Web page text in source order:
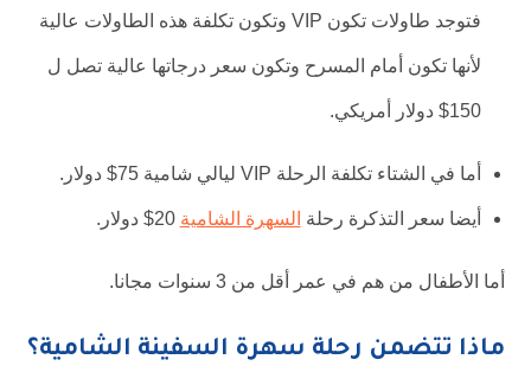
فتوجد طاولات تكون VIP وتكون تكلفة هذه الطاولات عالية
لأنها تكون أمام المسرح وتكون سعر درجاتها عالية تصل ل
150$ دولار أمريكي.
أما في الشتاء تكلفة الرحلة VIP ليالي شامية 75$ دولار.
أيضا سعر التذكرة رحلة السهرة الشامية 20$ دولار.
أما الأطفال من هم في عمر أقل من 3 سنوات مجانا.
ماذا تتضمن رحلة سهرة السفينة الشامية؟